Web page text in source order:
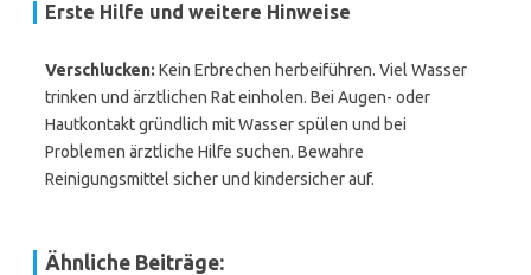
Erste Hilfe und weitere Hinweise
Verschlucken: Kein Erbrechen herbeiführen. Viel Wasser
trinken und ärztlichen Rat einholen. Bei Augen- oder
Hautkontakt gründlich mit Wasser spülen und bei
Problemen ärztliche Hilfe suchen. Bewahre
Reinigungsmittel sicher und kindersicher auf.
Ähnliche Beiträge: